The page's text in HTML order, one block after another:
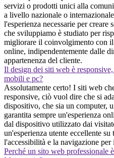
servizi o prodotti unici alla
a livello nazionale o
l'esperienza necessarie per
che sviluppiamo è studiato per
migliorare il coinvolgimento con
online, indipendentemente dalle
appartenenza del cliente.
Il design dei siti web è
mobili e pc?
Assolutamente certo! I siti web
responsive, ciò vuol dire che si
dispositivo, che sia un computer,
garantita sempre un'esperienza
dal dispositivo utilizzato dai
un'esperienza utente eccellente
l'accessibilità e la navigazione
Perché un sito web professionale